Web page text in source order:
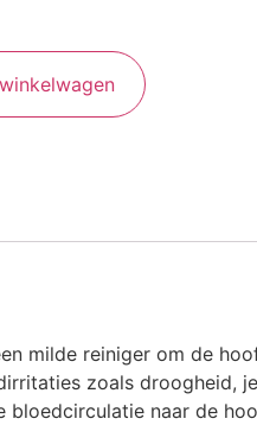
milde reiniger om de
zoals droogheid,
bloedcirculatie naar de